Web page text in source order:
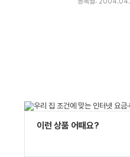
이런 상품 어때요?